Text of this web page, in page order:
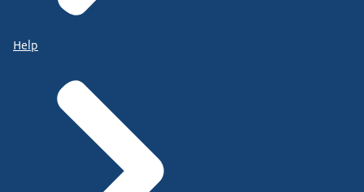
Help